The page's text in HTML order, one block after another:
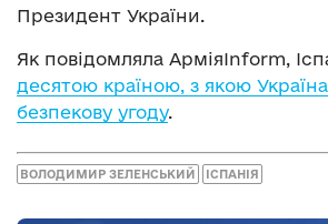
Президент України.
Як повідомляла АрміяInform,
десятою країною, з якою
безпекову угоду.
ВОЛОДИМИР ЗЕЛЕНСЬКИЙ ІСПАНІЯ